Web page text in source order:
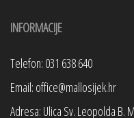
INFORMACIJE
Telefon: 031 638 640
Email: office@mallosijek.hr
Adresa: Ulica Sv. Leopolda B.